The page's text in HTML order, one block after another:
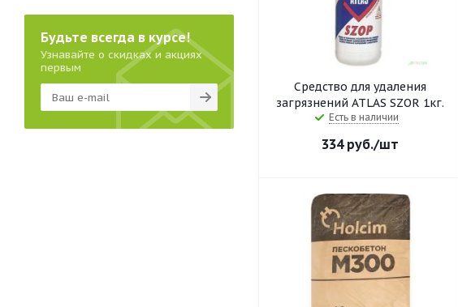
Средство для удаления
загрязнений ATLAS SZOR 1кг.
Есть в наличии
334руб./шт
Будьте всегда в курсе!
Узнавайте о скидках и акциях
первым